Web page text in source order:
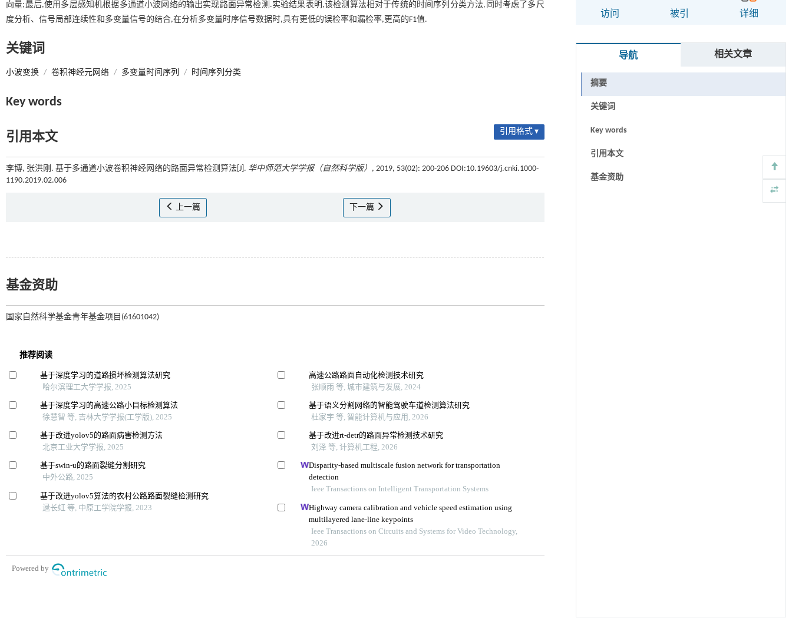
向量;最后,使用多层感知机根据多通道小波网络的输出实现路面异常检测.实验结果表明,该检测算法相对于传统的时间序列分类方法,同时考虑了多尺
度分析、信号局部连续性和多变量信号的结合,在分析多变量时序信号数据时,具有更低的误检率和漏检率,更高的F1值.
关键词
小波变换 / 卷积神经元网络 / 多变量时间序列 / 时间序列分类
Key words
引用本文 引用格式 ▾
李博, 张洪刚. 基于多通道小波卷积神经网络的路面异常检测算法[J]. 华中师范大学学报（自然科学版） , 2019, 53(02): 200-206 DOI:10.19603/j.cnki.1000-
1190.2019.02.006
上一篇 下一篇
基金资助
国家自然科学基金青年基金项目(61601042)
访问 被引 详细
导航 相关文章
摘要
关键词
Key words
引用本文
基金资助